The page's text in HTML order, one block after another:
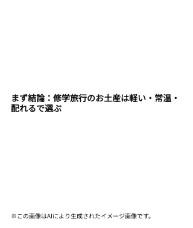
まず結論：修学旅行のお土産は軽い・常温・
配れるで選ぶ
※この画像はAIにより生成されたイメージ画像です。